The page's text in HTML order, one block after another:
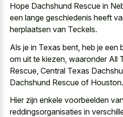
Hope Dachshund Rescue in
een lange geschiedenis heeft
herplaatsen van Teckels.
Als je in Texas bent, heb je een
om uit te kiezen, waaronder All
Rescue, Central Texas
Dachshund Rescue of Houston.
Hier zijn enkele voorbeelden
reddingsorganisaties in